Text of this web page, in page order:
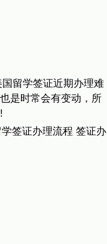
留学签证近期办理难
是时常会有变动，所
签证办理流程 签证办